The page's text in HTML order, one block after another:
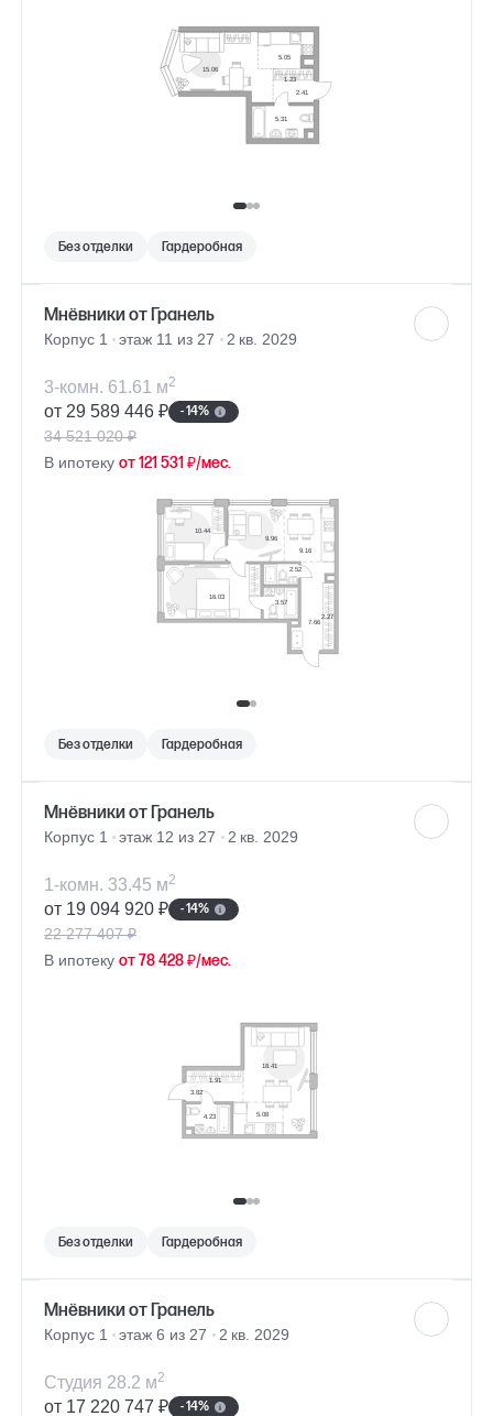
Без отделки Гардеробная
Мнёвники от Гранель
Корпус 1 этаж 11 из 27 2 кв. 2029
3-комн. 61.61 м2
от 29 589 446 ₽ - 14%
34 521 020 ₽
В ипотеку от 121 531 ₽/мес.
Без отделки Гардеробная
Мнёвники от Гранель
Корпус 1 этаж 12 из 27 2 кв. 2029
1-комн. 33.45 м2
от 19 094 920 ₽ - 14%
22 277 407 ₽
В ипотеку от 78 428 ₽/мес.
Без отделки Гардеробная
Мнёвники от Гранель
Корпус 1 этаж 6 из 27 2 кв. 2029
Студия 28.2 м2
от 17 220 747 ₽ - 14%